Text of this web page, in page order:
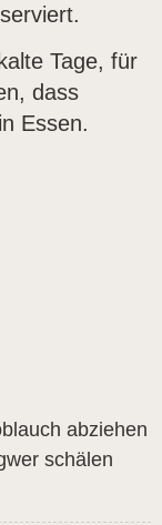
Tage, für
dass
Essen.
abziehen
schälen